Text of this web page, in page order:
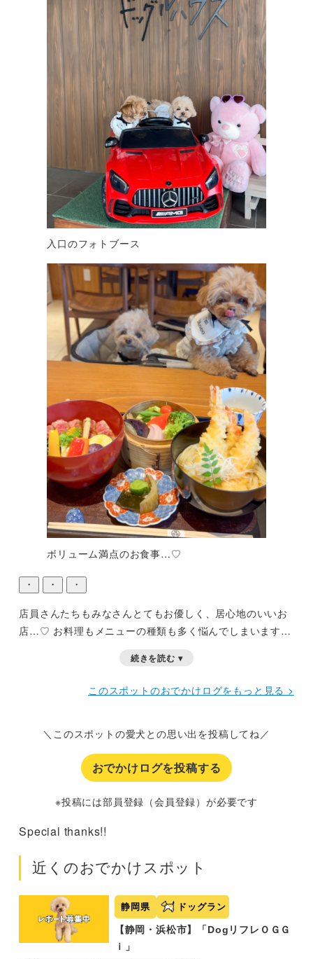
入口のフォトブース
ボリューム満点のお食事…♡
・ ・ ・
店員さんたちもみなさんとてもお優しく、居心地のいいお
店…♡ お料理もメニューの種類も多く悩んでしまいます
わんちゃん用のアフタヌーンティーやドッグラン
続きを読む ▾
このスポットのおでかけログをもっと見る >
＼このスポットの愛犬との思い出を投稿してね／
おでかけログを投稿する
※投稿には部員登録（会員登録）が必要です
Special thanks!!
近くのおでかけスポット
静岡県 ドッグラン
【静岡・浜松市】「DogリフレＯＧＧ
ｉ」